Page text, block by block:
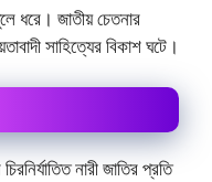
ধরে। জাতীয় চেতনার
সাহিত্যের বিকাশ ঘটে।
নারী জাতির প্রতি